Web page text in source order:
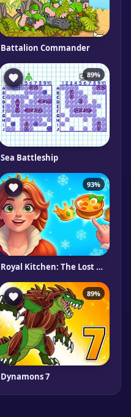
Battalion Commander
89%
Sea Battleship
93%
Royal Kitchen: The Lost King
89%
Dynamons 7